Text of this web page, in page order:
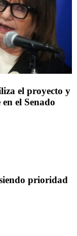
el proyecto y
el Senado
prioridad